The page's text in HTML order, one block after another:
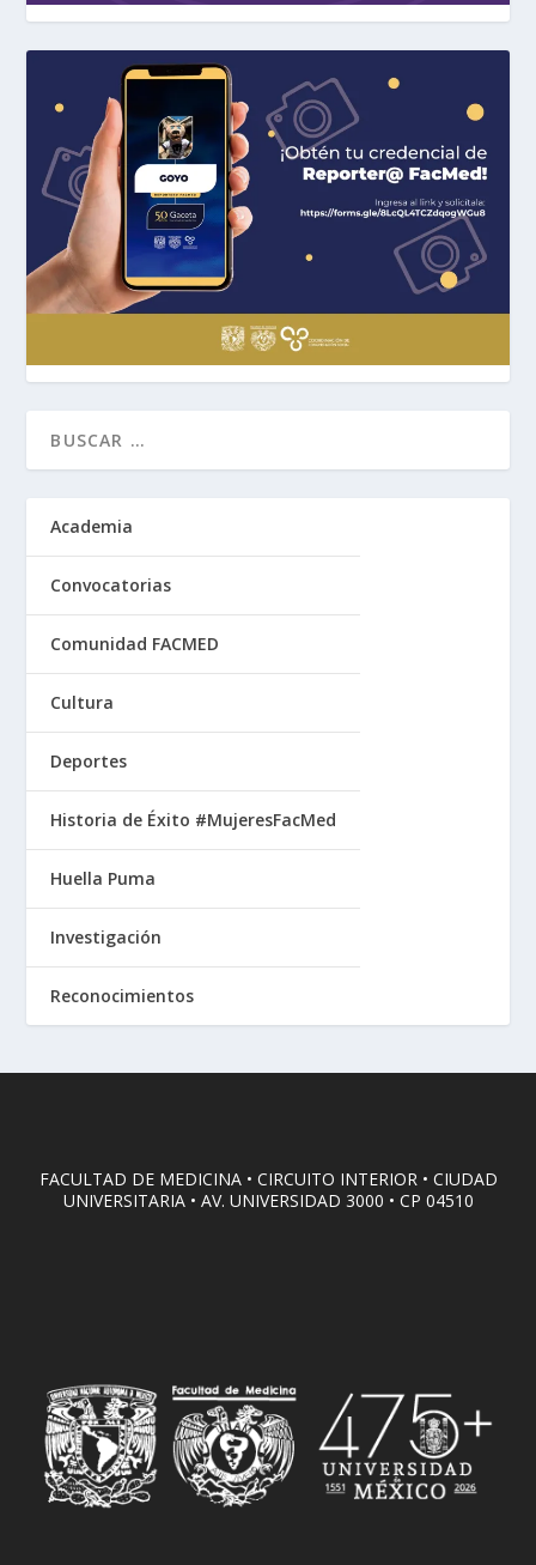
Academia
Convocatorias
Comunidad FACMED
Cultura
Deportes
Historia de Éxito #MujeresFacMed
Huella Puma
Investigación
Reconocimientos
FACULTAD DE MEDICINA • CIRCUITO INTERIOR • CIUDAD
UNIVERSITARIA • AV. UNIVERSIDAD 3000 • CP 04510